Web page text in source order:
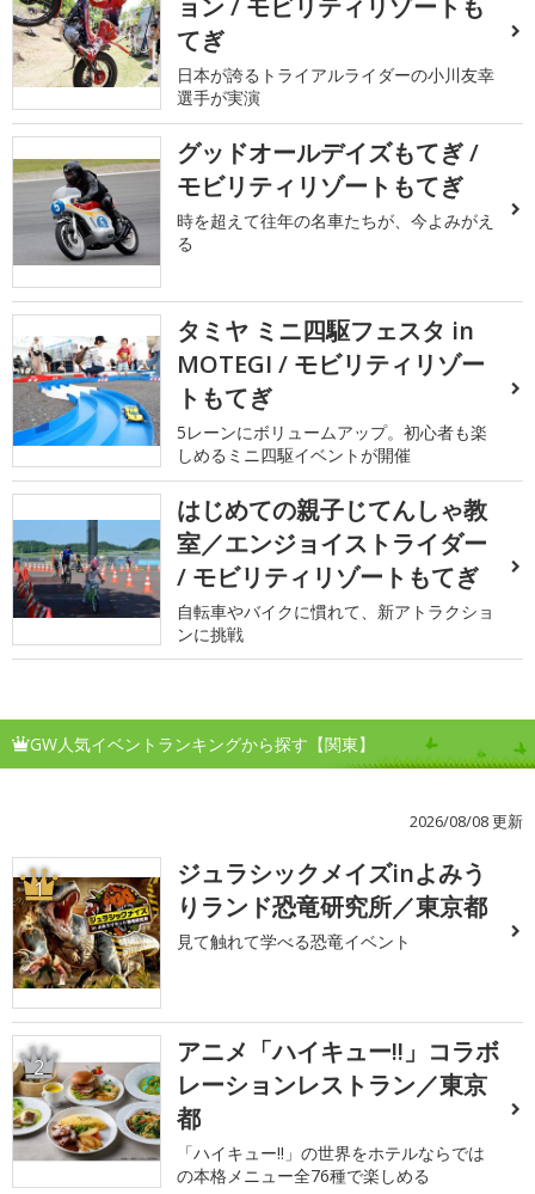
ョン / モビリティリゾートも
てぎ
日本が誇るトライアルライダーの小川友幸
選手が実演
グッドオールデイズもてぎ /
モビリティリゾートもてぎ
時を超えて往年の名車たちが、今よみがえ
る
タミヤ ミニ四駆フェスタ in
MOTEGI / モビリティリゾー
トもてぎ
5レーンにボリュームアップ。初心者も楽
しめるミニ四駆イベントが開催
はじめての親子じてんしゃ教
室／エンジョイストライダー
/ モビリティリゾートもてぎ
自転車やバイクに慣れて、新アトラクショ
ンに挑戦
GW人気イベントランキングから探す【関東】
2026/08/08 更新
1
ジュラシックメイズinよみう
りランド恐竜研究所／東京都
見て触れて学べる恐竜イベント
2
アニメ「ハイキュー!!」コラボ
レーションレストラン／東京
都
「ハイキュー!!」の世界をホテルならでは
の本格メニュー全76種で楽しめる